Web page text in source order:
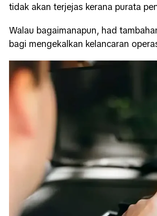
tidak akan terjejas kerana purata
Walau bagaimanapun, had
bagi mengekalkan kelancaran